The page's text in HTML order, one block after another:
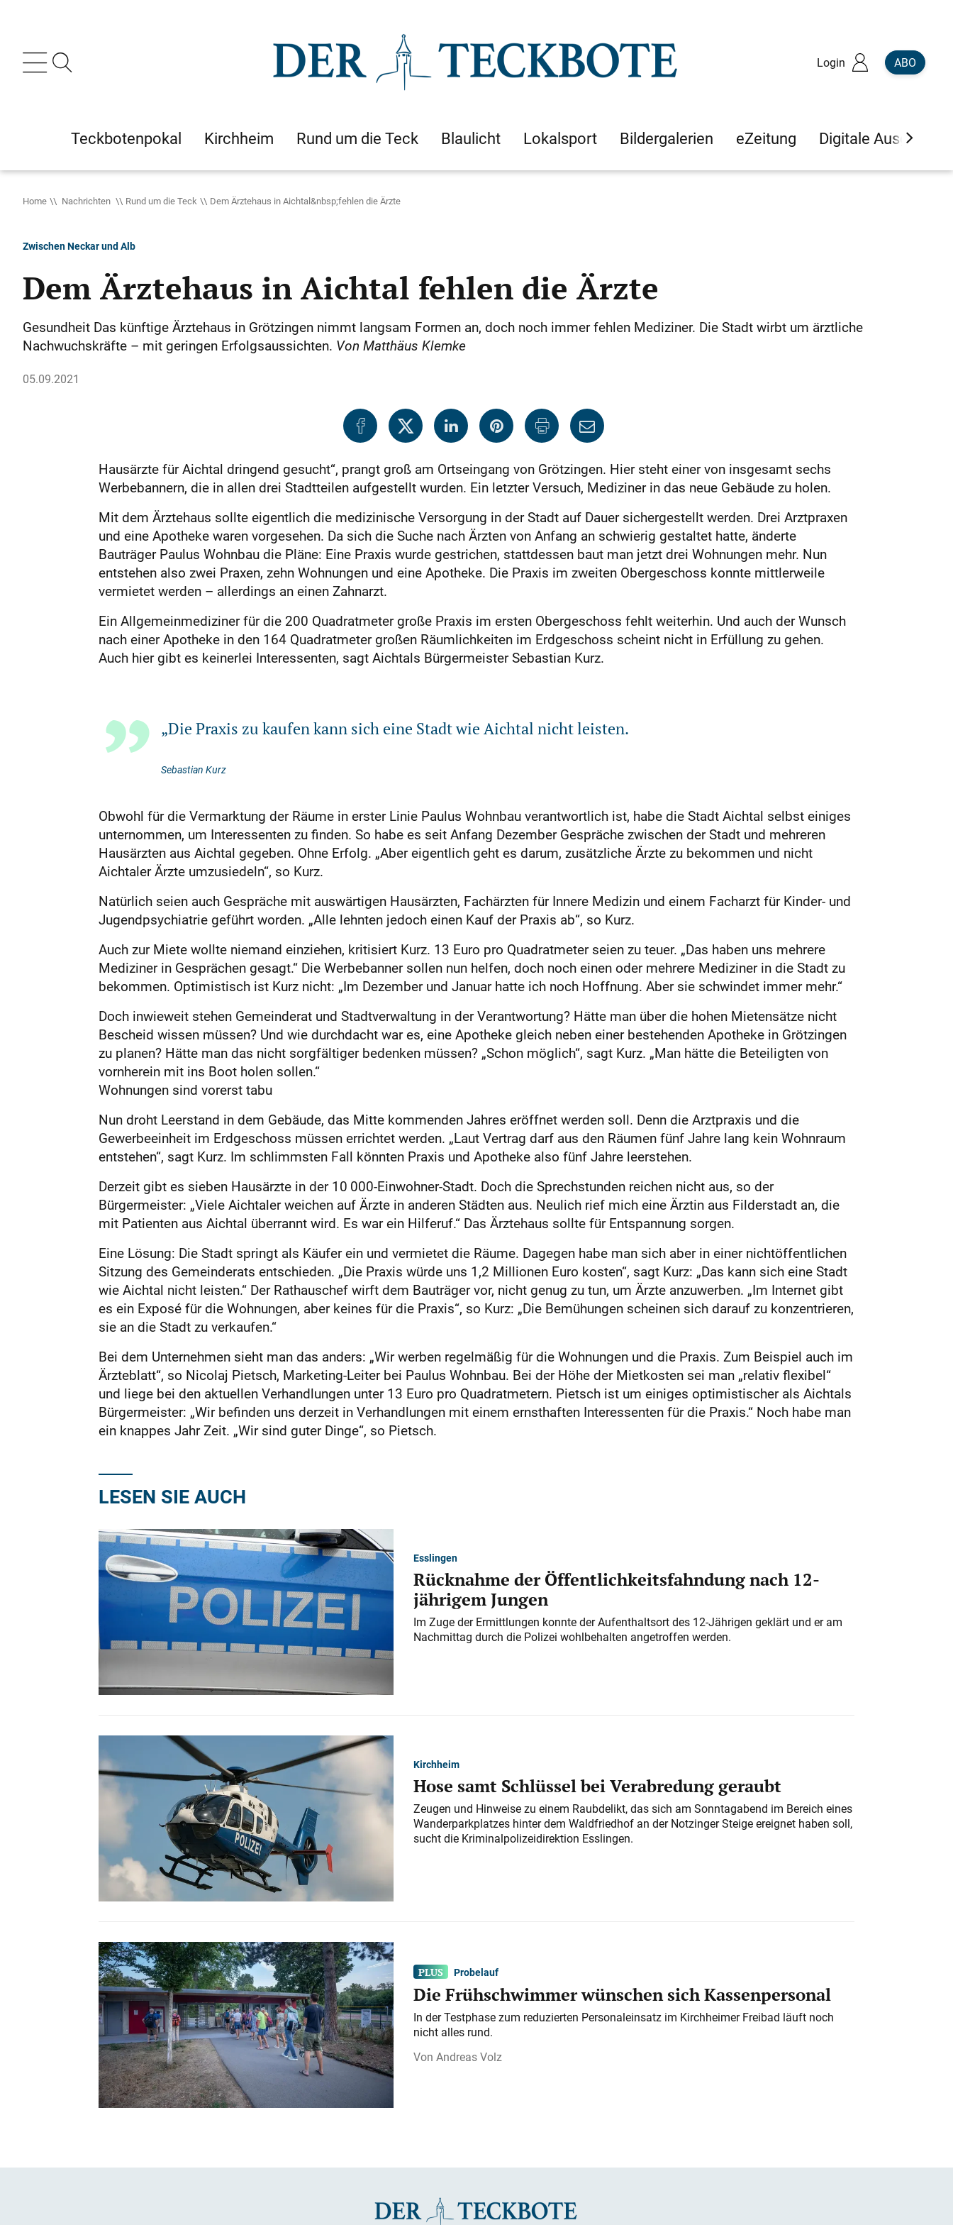
Login ABO
Teckbotenpokal Kirchheim Rund um die Teck Blaulicht Lokalsport Bildergalerien eZeitung Digitale Ausgaben
Home Nachrichten Rund um die Teck Dem Ärztehaus in Aichtal&nbsp;fehlen die Ärzte
Zwischen Neckar und Alb
Dem Ärztehaus in Aichtal fehlen die Ärzte
Gesundheit Das künftige Ärztehaus in Grötzingen nimmt langsam Formen an, doch noch immer fehlen Mediziner. Die Stadt wirbt um ärztliche
Nachwuchskräfte – mit geringen Erfolgsaussichten. Von Matthäus Klemke
05.09.2021
Hausärzte für Aichtal dringend gesucht“, prangt groß am Ortseingang von Grötzingen. Hier steht einer von insgesamt sechs
Werbebannern, die in allen drei Stadtteilen aufgestellt wurden. Ein letzter Versuch, Mediziner in das neue Gebäude zu holen.
Mit dem Ärztehaus sollte eigentlich die medizinische Versorgung in der Stadt auf Dauer sichergestellt werden. Drei Arztpraxen
und eine Apotheke waren vorgesehen. Da sich die Suche nach Ärzten von Anfang an schwierig gestaltet hatte, änderte
Bauträger Paulus Wohnbau die Pläne: Eine Praxis wurde gestrichen, stattdessen baut man jetzt drei Wohnungen mehr. Nun
entstehen also zwei Praxen, zehn Wohnungen und eine Apotheke. Die Praxis im zweiten Obergeschoss konnte mittlerweile
vermietet werden – allerdings an einen Zahnarzt.
Ein Allgemeinmediziner für die 200 Quadratmeter große Praxis im ersten Obergeschoss fehlt weiterhin. Und auch der Wunsch
nach einer Apotheke in den 164 Quadratmeter großen Räumlichkeiten im Erdgeschoss scheint nicht in Erfüllung zu gehen.
Auch hier gibt es keinerlei Interessenten, sagt Aichtals Bürgermeister Sebastian Kurz.
„Die Praxis zu kaufen kann sich eine Stadt wie Aichtal nicht leisten.
Sebastian Kurz
Obwohl für die Vermarktung der Räume in erster Linie Paulus Wohnbau verantwortlich ist, habe die Stadt Aichtal selbst einiges
unternommen, um Interessenten zu finden. So habe es seit Anfang Dezember Gespräche zwischen der Stadt und mehreren
Hausärzten aus Aichtal gegeben. Ohne Erfolg. „Aber eigentlich geht es darum, zusätzliche Ärzte zu bekommen und nicht
Aichtaler Ärzte umzusiedeln“, so Kurz.
Natürlich seien auch Gespräche mit auswärtigen Hausärzten, Fachärzten für Innere Medizin und einem Facharzt für Kinder- und
Jugendpsychiatrie geführt worden. „Alle lehnten jedoch einen Kauf der Praxis ab“, so Kurz.
Auch zur Miete wollte niemand einziehen, kritisiert Kurz. 13 Euro pro Quadratmeter seien zu teuer. „Das haben uns mehrere
Mediziner in Gesprächen gesagt.“ Die Werbebanner sollen nun helfen, doch noch einen oder mehrere Mediziner in die Stadt zu
bekommen. Optimistisch ist Kurz nicht: „Im Dezember und Januar hatte ich noch Hoffnung. Aber sie schwindet immer mehr.“
Doch inwieweit stehen Gemeinderat und Stadtverwaltung in der Verantwortung? Hätte man über die hohen Mietensätze nicht
Bescheid wissen müssen? Und wie durchdacht war es, eine Apotheke gleich neben einer bestehenden Apotheke in Grötzingen
zu planen? Hätte man das nicht sorgfältiger bedenken müssen? „Schon möglich“, sagt Kurz. „Man hätte die Beteiligten von
vornherein mit ins Boot holen sollen.“
Wohnungen sind vorerst tabu
Nun droht Leerstand in dem Gebäude, das Mitte kommenden Jahres eröffnet werden soll. Denn die Arztpraxis und die
Gewerbeeinheit im Erdgeschoss müssen errichtet werden. „Laut Vertrag darf aus den Räumen fünf Jahre lang kein Wohnraum
entstehen“, sagt Kurz. Im schlimmsten Fall könnten Praxis und Apotheke also fünf Jahre leerstehen.
Derzeit gibt es sieben Haus­ärzte in der 10 000-Einwohner-Stadt. Doch die Sprechstunden reichen nicht aus, so der
Bürgermeister: „Viele Aichtaler weichen auf Ärzte in anderen Städten aus. Neulich rief mich eine Ärztin aus Filderstadt an, die
mit Patienten aus Aichtal überrannt wird. Es war ein Hilferuf.“ Das Ärztehaus sollte für Entspannung sorgen.
Eine Lösung: Die Stadt springt als Käufer ein und vermietet die Räume. Dagegen habe man sich aber in einer nichtöffentlichen
Sitzung des Gemeinderats entschieden. „Die Praxis würde uns 1,2 Millionen Euro kosten“, sagt Kurz: „Das kann sich eine Stadt
wie Aichtal nicht leisten.“ Der Rathauschef wirft dem Bauträger vor, nicht genug zu tun, um Ärzte anzuwerben. „Im Internet gibt
es ein Exposé für die Wohnungen, aber keines für die Praxis“, so Kurz: „Die Bemühungen scheinen sich darauf zu konzentrieren,
sie an die Stadt zu verkaufen.“
Bei dem Unternehmen sieht man das anders: „Wir werben regelmäßig für die Wohnungen und die Praxis. Zum Beispiel auch im
Ärzteblatt“, so Nicolaj Pietsch, Marketing-Leiter bei Paulus Wohnbau. Bei der Höhe der Mietkosten sei man „relativ flexibel“
und liege bei den aktuellen Verhandlungen unter 13 Euro pro Quadratmetern. Pietsch ist um einiges optimistischer als Aichtals
Bürgermeister: „Wir befinden uns derzeit in Verhandlungen mit einem ernsthaften Interessenten für die Praxis.“ Noch habe man
ein knappes Jahr Zeit. „Wir sind guter Dinge“, so Pietsch.
LESEN SIE AUCH
Esslingen
Rücknahme der Öffentlichkeitsfahndung nach 12-
jährigem Jungen
Im Zuge der Ermittlungen konnte der Aufenthaltsort des 12-Jährigen geklärt und er am
Nachmittag durch die Polizei wohlbehalten angetroffen werden.
Kirchheim
Hose samt Schlüssel bei Verabredung geraubt
Zeugen und Hinweise zu einem Raubdelikt, das sich am Sonntagabend im Bereich eines
Wanderparkplatzes hinter dem Waldfriedhof an der Notzinger Steige ereignet haben soll,
sucht die Kriminalpolizeidirektion Esslingen.
Probelauf
Die Frühschwimmer wünschen sich Kassenpersonal
In der Testphase zum reduzierten Personaleinsatz im Kirchheimer Freibad läuft noch
nicht alles rund.
Andreas Volz